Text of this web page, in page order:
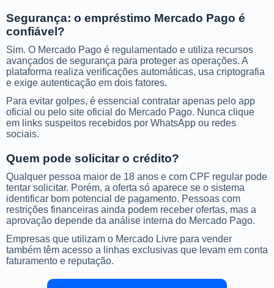
Segurança: o empréstimo Mercado Pago é
confiável?
Sim. O Mercado Pago é regulamentado e utiliza recursos
avançados de segurança para proteger as operações. A
plataforma realiza verificações automáticas, usa criptografia
e exige autenticação em dois fatores.
Para evitar golpes, é essencial contratar apenas pelo app
oficial ou pelo site oficial do Mercado Pago. Nunca clique
em links suspeitos recebidos por WhatsApp ou redes
sociais.
Quem pode solicitar o crédito?
Qualquer pessoa maior de 18 anos e com CPF regular pode
tentar solicitar. Porém, a oferta só aparece se o sistema
identificar bom potencial de pagamento. Pessoas com
restrições financeiras ainda podem receber ofertas, mas a
aprovação depende da análise interna do Mercado Pago.
Empresas que utilizam o Mercado Livre para vender
também têm acesso a linhas exclusivas que levam em conta
faturamento e reputação.